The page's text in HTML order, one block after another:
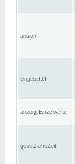
ansicht
eingebettet
anzeigeEinzelwerte
gesetzlicheZeit